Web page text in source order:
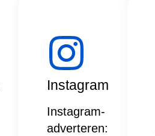
Instagram
Instagram-
adverteren: